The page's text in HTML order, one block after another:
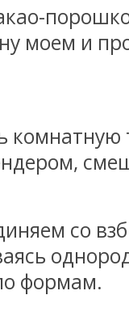
моем и
комнатную
со
формам.